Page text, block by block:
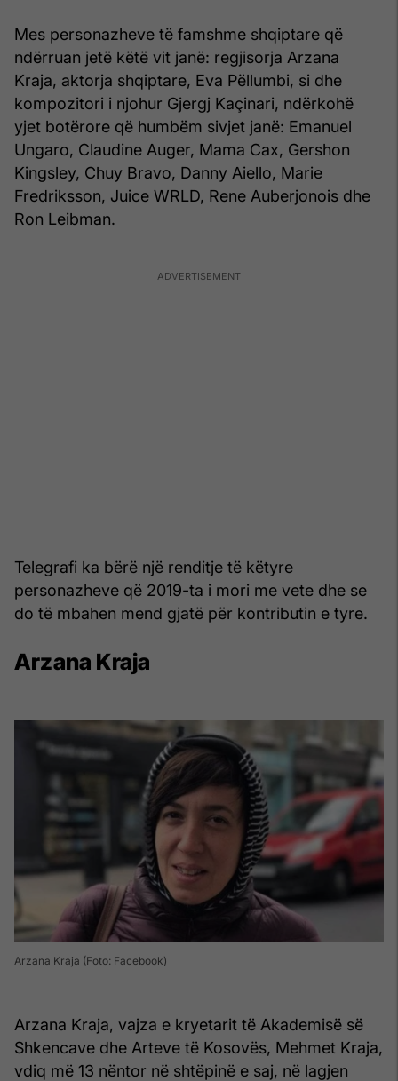
Mes personazheve të famshme shqiptare që
ndërruan jetë këtë vit janë: regjisorja Arzana
Kraja, aktorja shqiptare, Eva Pëllumbi, si dhe
kompozitori i njohur Gjergj Kaçinari, ndërkohë
yjet botërore që humbëm sivjet janë: Emanuel
Ungaro, Claudine Auger, Mama Cax, Gershon
Kingsley, Chuy Bravo, Danny Aiello, Marie
Fredriksson, Juice WRLD, Rene Auberjonois dhe
Ron Leibman.
Telegrafi ka bërë një renditje të këtyre
personazheve që 2019-ta i mori me vete dhe se
do të mbahen mend gjatë për kontributin e tyre.
Arzana Kraja
Arzana Kraja (Foto: Facebook)
Arzana Kraja, vajza e kryetarit të Akademisë së
Shkencave dhe Arteve të Kosovës, Mehmet Kraja,
vdiq më 13 nëntor në shtëpinë e saj, në lagjen